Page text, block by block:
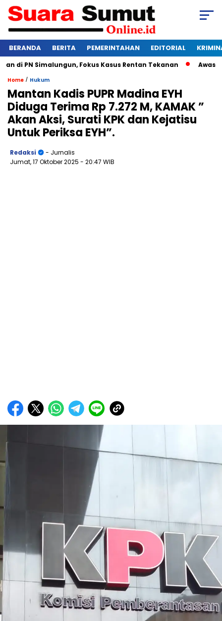
BERANDA BERITA PEMERINTAHAN EDITORIAL
Simalungun, Fokus Kasus Rentan Tekanan Awas
Home / Hukum
Mantan Kadis PUPR Madina EYH
Diduga Terima Rp 7.272 M, KAMAK ”
Akan Aksi, Surati KPK dan Kejatisu
Untuk Periksa EYH”.
Redaksi
- Jurnalis
Jumat, 17 Oktober 2025 - 20:47 WIB